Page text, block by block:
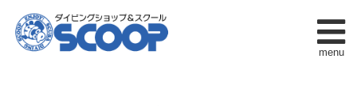
menu